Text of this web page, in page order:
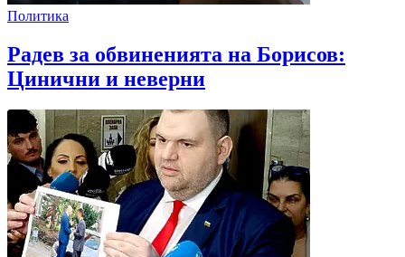
Политика
Радев за обвиненията на Борисов:
Цинични и неверни